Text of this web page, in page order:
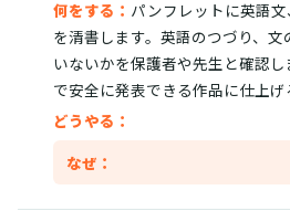
何をする： パンフレットに英語
を清書します。英語のつづり、
いないかを保護者や先生と確認
で安全に発表できる作品に仕上げ
どうやる：
なぜ：